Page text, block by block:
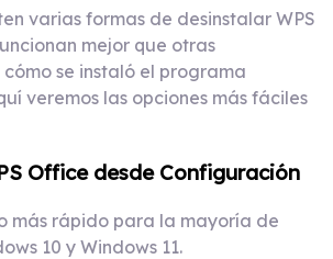
varias formas de desinstalar WPS
mejor que otras
se instaló el programa
veremos las opciones más fáciles
Office desde Configuración
más rápido para la mayoría de
10 y Windows 11.